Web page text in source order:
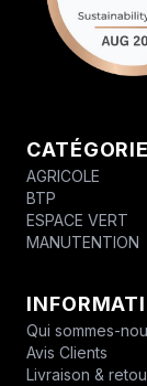
AGRICOLE
BTP
ESPACE VERT
MANUTENTION
Qui sommes-
Avis Clients
Livraison &